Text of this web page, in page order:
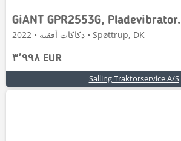
GiANT GPR2553G, Pladevibrator.
دكاكات أفقية • 2022 • Spøttrup, DK
٣٬٩٩٨ EUR
Salling Traktorservice A/S